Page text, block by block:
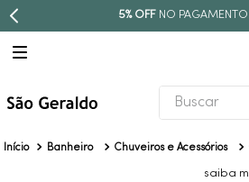
5% OFF NO PAGAMENTO
Buscar
Banheiro Chuveiros e Acessórios
saiba
TERMOS MAIS BUSCADOS